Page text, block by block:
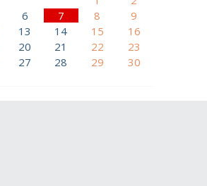
6 7 8
9
13 14 15
16
20 21 22
23
27 28 29
30